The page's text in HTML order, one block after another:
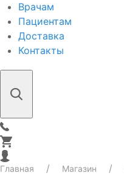
Врачам
Пациентам
Доставка
Контакты
Главная Магазин